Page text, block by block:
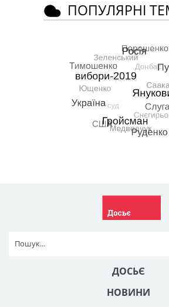
ПОПУЛЯРНІ
ДОСЬЄ
НОВИНИ